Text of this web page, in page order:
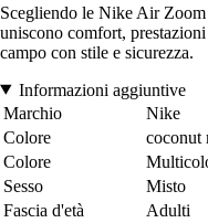
Scegliendo le Nike Air
uniscono comfort,
campo con stile e sicurezza.
Informazioni aggiuntive
Marchio
Nike
Colore
coconut
Colore
Sesso
Misto
Fascia d'età
Adulti